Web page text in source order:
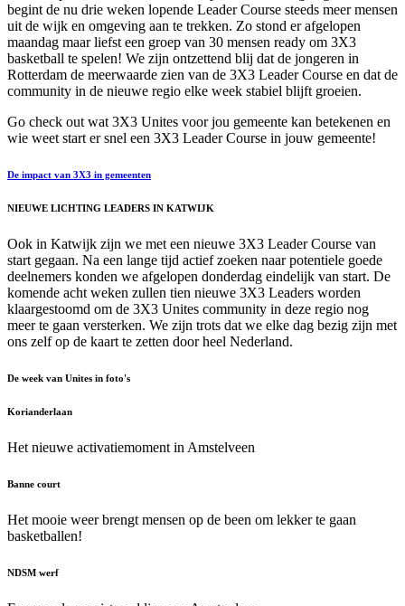
begint de nu drie weken lopende Leader Course steeds meer mensen
uit de wijk en omgeving aan te trekken. Zo stond er afgelopen
maandag maar liefst een groep van 30 mensen ready om 3X3
basketball te spelen! We zijn ontzettend blij dat de jongeren in
Rotterdam de meerwaarde zien van de 3X3 Leader Course en dat de
community in de nieuwe regio elke week stabiel blijft groeien.
Go check out wat 3X3 Unites voor jou gemeente kan betekenen en
wie weet start er snel een 3X3 Leader Course in jouw gemeente!
De impact van 3X3 in gemeenten
NIEUWE LICHTING LEADERS IN KATWIJK
Ook in Katwijk zijn we met een nieuwe 3X3 Leader Course van
start gegaan. Na een lange tijd actief zoeken naar potentiele goede
deelnemers konden we afgelopen donderdag eindelijk van start. De
komende acht weken zullen tien nieuwe 3X3 Leaders worden
klaargestoomd om de 3X3 Unites community in deze regio nog
meer te gaan versterken. We zijn trots dat we elke dag bezig zijn met
ons zelf op de kaart te zetten door heel Nederland.
De week van Unites in foto's
Korianderlaan
Het nieuwe activatiemoment in Amstelveen
Banne court
Het mooie weer brengt mensen op de been om lekker te gaan
basketballen!
NDSM werf